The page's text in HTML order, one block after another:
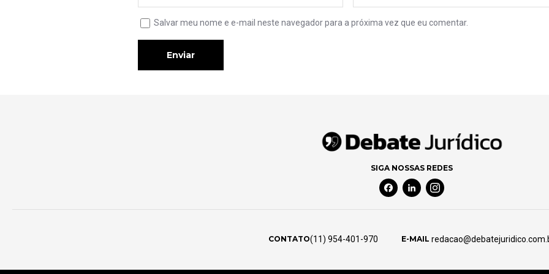
Salvar meu nome e e-mail neste navegador para a próxima vez que eu comentar.
Enviar
SIGA NOSSAS REDES
Facebook Social Media
Linkedin Social Media
Instagram Social Media
CONTATO(11) 954-401-970 E-MAIL